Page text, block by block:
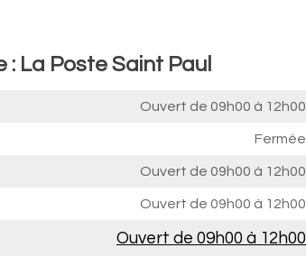
La Poste Saint Paul
Ouvert de 09h00 à 12h00
Fermée
Ouvert de 09h00 à 12h00
Ouvert de 09h00 à 12h00
Ouvert de 09h00 à 12h00